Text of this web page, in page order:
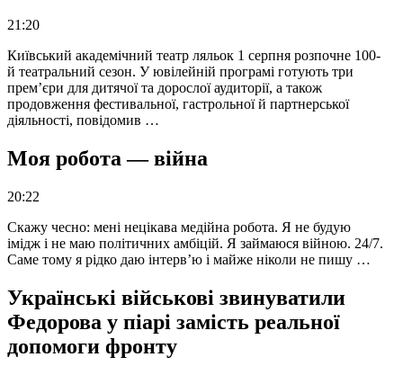
21:20
Київський академічний театр ляльок 1 серпня розпочне 100-
й театральний сезон. У ювілейній програмі готують три
прем’єри для дитячої та дорослої аудиторії, а також
продовження фестивальної, гастрольної й партнерської
діяльності, повідомив …
Моя робота — війна
20:22
Скажу чесно: мені нецікава медійна робота. Я не будую
імідж і не маю політичних амбіцій. Я займаюся війною. 24/7.
Саме тому я рідко даю інтерв’ю і майже ніколи не пишу …
Українські військові звинуватили
Федорова у піарі замість реальної
допомоги фронту